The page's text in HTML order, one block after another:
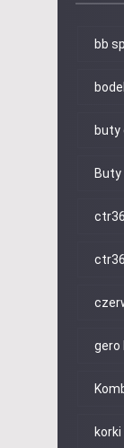
bb
buty
Buty
gero